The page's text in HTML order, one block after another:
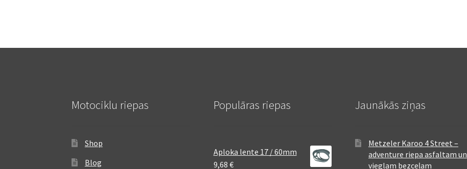
Motociklu riepas
Shop
Blog
Populāras riepas
Aploka lente 17 / 60mm
9,68 €
Jaunākās ziņas
Metzeler Karoo 4 Street –
adventure riepa asfaltam un
vieglam bezceļam